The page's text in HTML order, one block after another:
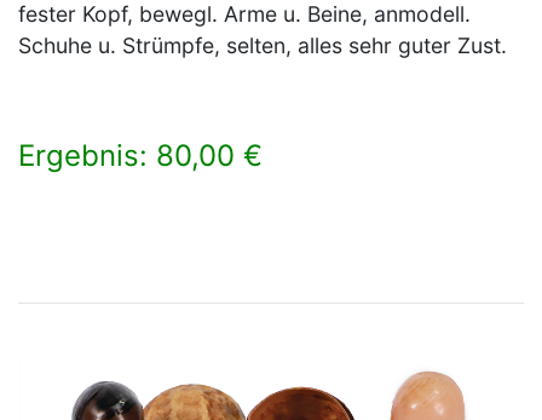
fester Kopf, bewegl. Arme u. Beine, anmodell.
Schuhe u. Strümpfe, selten, alles sehr guter Zust.
Ergebnis: 80,00 €